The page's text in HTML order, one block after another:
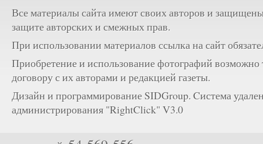
Все материалы сайта имеют своих авторов и
защите авторских и смежных прав.
При использовании материалов ссылка на сайт
Приобретение и использование фотографий возможно
договору с их авторами и редакцией газеты.
Дизайн и программирование SIDGroup. Cистема
администрирования "RightClick" V3.0